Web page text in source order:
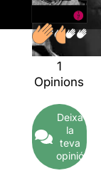
1
Opinions
Deixa
la
teva
opinió